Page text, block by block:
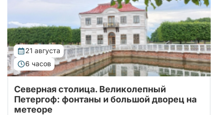
21 августа
6 часов
Северная столица. Великолепный
Петергоф: фонтаны и большой дворец на
метеоре